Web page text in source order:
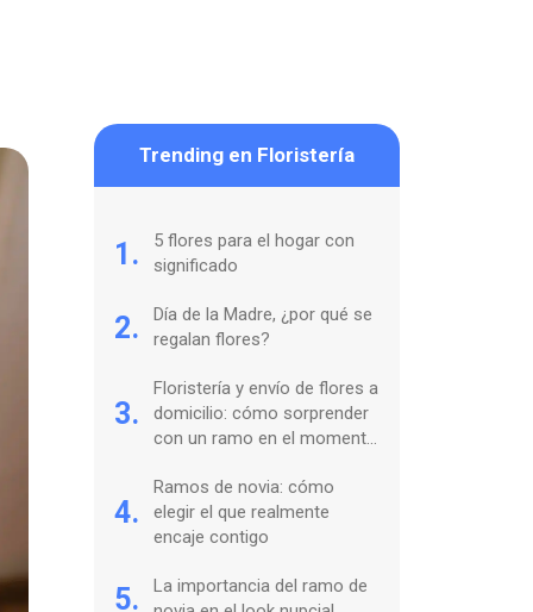
Trending en Floristería
1.
5 flores para el hogar con
significado
2.
Día de la Madre, ¿por qué se
regalan flores?
3.
Floristería y envío de flores a
domicilio: cómo sorprender
con un ramo en el momento
4.
Ramos de novia: cómo
elegir el que realmente
encaje contigo
5.
La importancia del ramo de